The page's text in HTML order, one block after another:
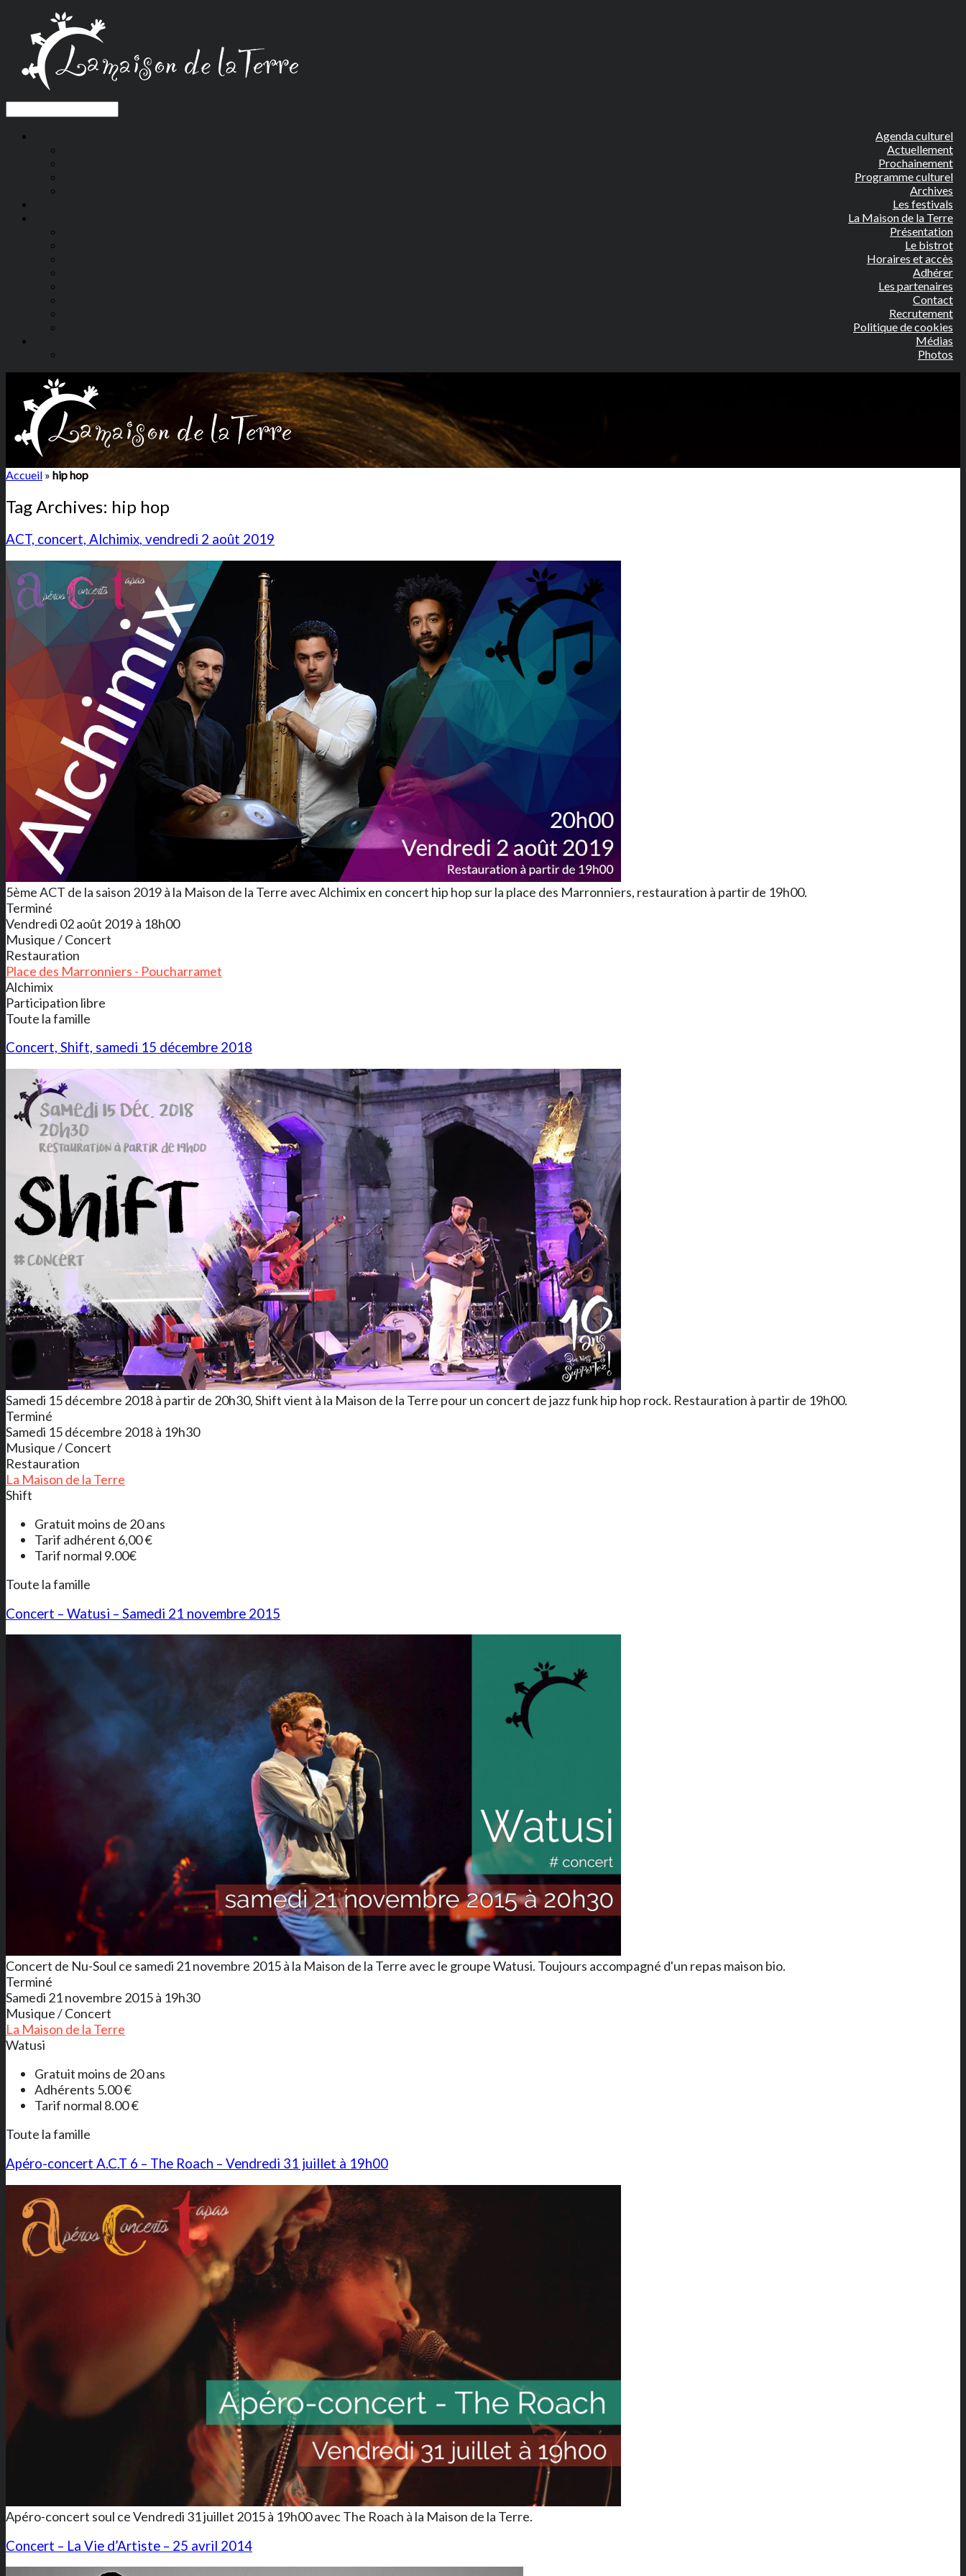
Agenda culturel
Actuellement
Prochainement
Programme culturel
Archives
Les festivals
La Maison de la Terre
Présentation
Le bistrot
Horaires et accès
Adhérer
Les partenaires
Contact
Recrutement
Politique de cookies
Médias
Photos
Accueil » hip hop
Tag Archives: hip hop
ACT, concert, Alchimix, vendredi 2 août 2019
5ème ACT de la saison 2019 à la Maison de la Terre avec Alchimix en concert hip hop sur la place des Marronniers, restauration à partir de 19h00.
Terminé
Vendredi 02 août 2019 à 18h00
Musique / Concert
Restauration
Place des Marronniers - Poucharramet
Alchimix
Participation libre
Toute la famille
Concert, Shift, samedi 15 décembre 2018
Samedi 15 décembre 2018 à partir de 20h30, Shift vient à la Maison de la Terre pour un concert de jazz funk hip hop rock. Restauration à partir de 19h00.
Terminé
Samedi 15 décembre 2018 à 19h30
Musique / Concert
Restauration
La Maison de la Terre
Shift
Gratuit moins de 20 ans
Tarif adhérent 6,00 €
Tarif normal 9.00€
Toute la famille
Concert – Watusi – Samedi 21 novembre 2015
Concert de Nu-Soul ce samedi 21 novembre 2015 à la Maison de la Terre avec le groupe Watusi. Toujours accompagné d'un repas maison bio.
Terminé
Samedi 21 novembre 2015 à 19h30
Musique / Concert
La Maison de la Terre
Watusi
Gratuit moins de 20 ans
Adhérents 5.00 €
Tarif normal 8.00 €
Toute la famille
Apéro-concert A.C.T 6 – The Roach – Vendredi 31 juillet à 19h00
Apéro-concert soul ce Vendredi 31 juillet 2015 à 19h00 avec The Roach à la Maison de la Terre.
Concert – La Vie d’Artiste – 25 avril 2014